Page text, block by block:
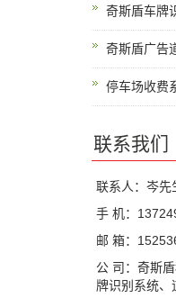
奇斯盾车牌
奇斯盾广告
停车场收费
联系我们
联系人：岑先
手 机：
邮 箱：
公 司：奇斯
牌识别系统、